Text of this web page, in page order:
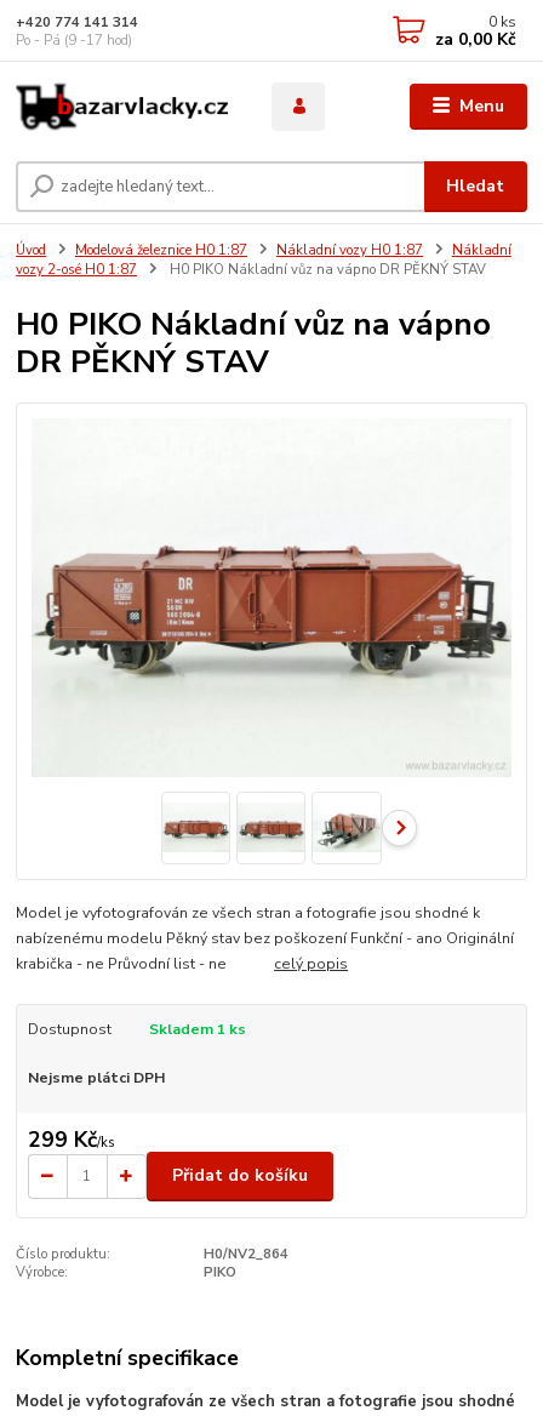
Menu
Hledat
+420 774 141 314
Po - Pá (9 -17 hod)
0 ks
za 0,00 Kč
Úvod Modelová železnice H0 1:87 Nákladní vozy H0 1:87
Nákladní
vozy 2-osé H0 1:87
H0 PIKO Nákladní vůz na vápno DR PĚKNÝ STAV
H0 PIKO Nákladní vůz na vápno
DR PĚKNÝ STAV
Model je vyfotografován ze všech stran a fotografie jsou shodné k
nabízenému modelu Pěkný stav bez poškození Funkční - ano Originální
krabička - ne Průvodní list - ne celý popis
Dostupnost Skladem 1 ks
Nejsme plátci DPH
299 Kč/ks
Přidat do košíku
Číslo produktu:
H0/NV2_864
Výrobce:
PIKO
Kompletní specifikace
Model je vyfotografován ze všech stran a fotografie jsou shodné